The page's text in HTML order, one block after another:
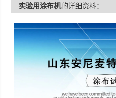
实验用涂布机的详细资料：